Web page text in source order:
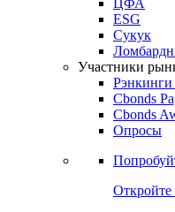
ЦФА
ESG
Сукук
Участники
Рэнкинги
Cbonds
Cbonds
Опросы
Откройте